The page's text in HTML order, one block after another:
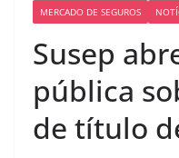
MERCADO DE SEGUROS
Susep
pública
de título